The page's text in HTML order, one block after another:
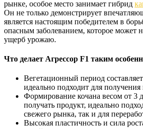
рынке, особое место занимает гибрид
Он не только демонстрирует
является настоящим победителем в
опасным заболеванием, которое может
ущерб урожаю.
Что делает Агрессор F1 таким
Вегетационный период
идеально подходит для
Формирование кочана весом от 3
получать продукт, идеально
свежего рынка, так и для
Высокая пластичность и сила